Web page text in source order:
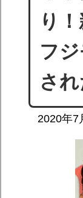
り
フ
さ
2020年7